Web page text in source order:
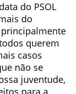
do PSOL
do
principalmente
querem
casos
não se
juventude,
para a